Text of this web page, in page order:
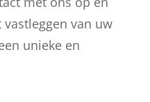
van uw
unieke en